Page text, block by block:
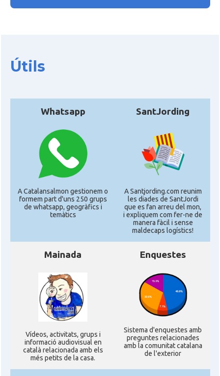
Útils
Whatsapp
A Catalansalmon gestionem o
formem part d'uns 250 grups
de whatsapp, geogràfics i
temàtics
SantJording
A Santjording.com reunim
les diades de SantJordi
que es fan arreu del mon,
i expliquem com fer-ne de
manera fàcil i sense
maldecaps logí­stics!
Mainada
Ví­deos, activitats, grups i
informació audiovisual en
català relacionada amb els
més petits de la casa.
Enquestes
Sistema d'enquestes amb
preguntes relacionades
amb la comunitat catalana
de l'exterior